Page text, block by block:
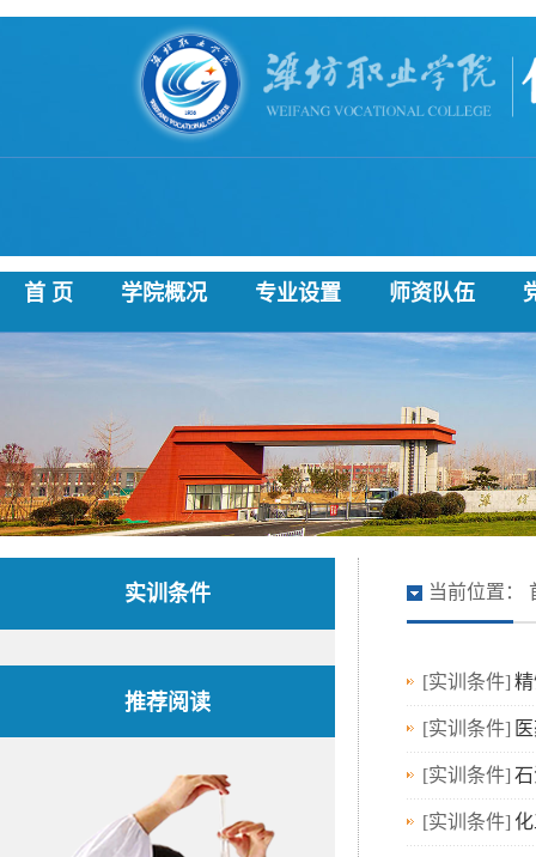
首 页 学院概况 专业设置 师资队伍
实训条件
推荐阅读
当前位置：
[实训条件]
[实训条件]
[实训条件]
[实训条件]